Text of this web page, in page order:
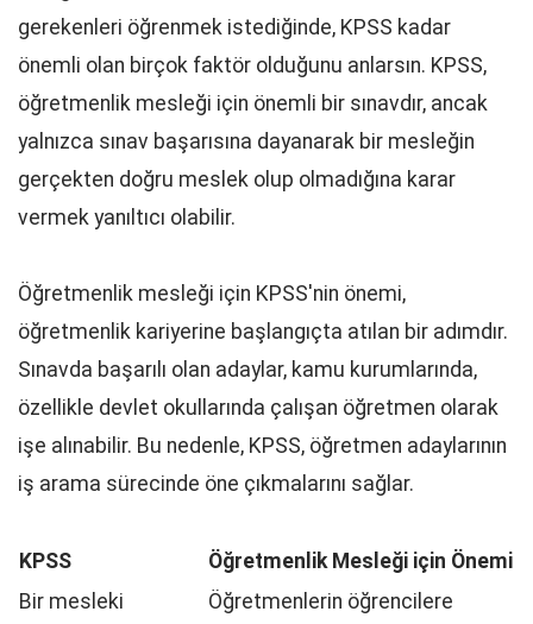
gerekenleri öğrenmek istediğinde, KPSS kadar
önemli olan birçok faktör olduğunu anlarsın. KPSS,
öğretmenlik mesleği için önemli bir sınavdır, ancak
yalnızca sınav başarısına dayanarak bir mesleğin
gerçekten doğru meslek olup olmadığına karar
vermek yanıltıcı olabilir.
Öğretmenlik mesleği için KPSS'nin önemi,
öğretmenlik kariyerine başlangıçta atılan bir adımdır.
Sınavda başarılı olan adaylar, kamu kurumlarında,
özellikle devlet okullarında çalışan öğretmen olarak
işe alınabilir. Bu nedenle, KPSS, öğretmen adaylarının
iş arama sürecinde öne çıkmalarını sağlar.
KPSS
Öğretmenlik Mesleği için Önemi
Bir mesleki
Öğretmenlerin öğrencilere